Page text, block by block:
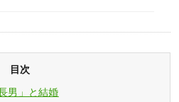
目次
男」と結婚